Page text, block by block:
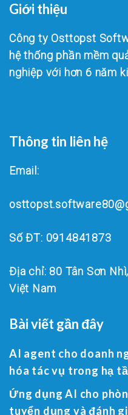
Giới thiệu
Công ty Osttopst
hệ thống phần mềm
nghiệp với hơn 6 năm
Thông tin liên hệ
Email:
Số ĐT: 0914841873
Địa chỉ: 80 Tân Sơn
Việt Nam
Bài viết gần đây
AI agent cho doanh
hóa tác vụ trong hạ
Ứng dụng AI cho
tuyển dụng và đánh